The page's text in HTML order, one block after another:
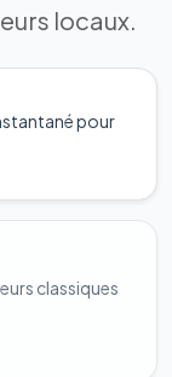
locaux.
pour
classiques